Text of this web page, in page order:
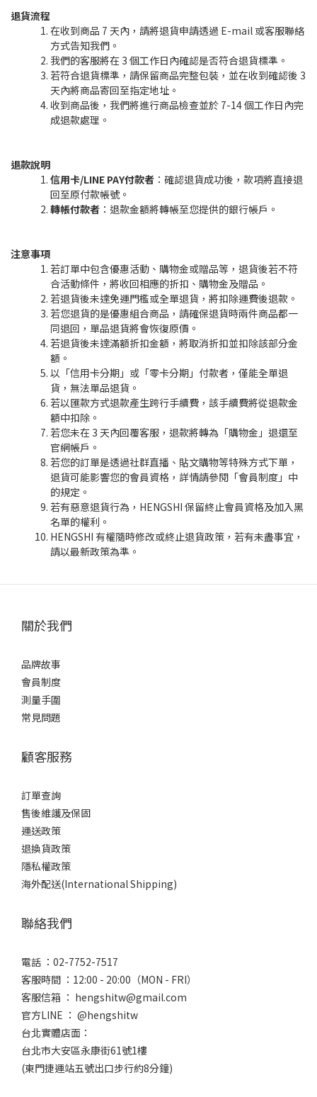
退貨流程
在收到商品 7 天內，請將退貨申請透過 E-mail 或客服聯絡
方式告知我們。
我們的客服將在 3 個工作日內確認是否符合退貨標準。
若符合退貨標準，請保留商品完整包裝，並在收到確認後 3
天內將商品寄回至指定地址。
收到商品後，我們將進行商品檢查並於 7-14 個工作日內完
成退款處理。
退款說明
信用卡/LINE PAY付款者 ：確認退貨成功後，款項將直接退
回至原付款帳號。
轉帳付款者 ：退款金額將轉帳至您提供的銀行帳戶。
注意事項
若訂單中包含優惠活動、購物金或贈品等，退貨後若不符
合活動條件，將收回相應的折扣、購物金及贈品。
若退貨後未達免運門檻或全單退貨，將扣除運費後退款。
若您退貨的是優惠組合商品，請確保退貨時兩件商品都一
同退回，單品退貨將會恢復原價。
若退貨後未達滿額折扣金額，將取消折扣並扣除該部分金
額。
以「信用卡分期」或「零卡分期」付款者，僅能全單退
貨，無法單品退貨。
若以匯款方式退款產生跨行手續費，該手續費將從退款金
額中扣除。
若您未在 3 天內回覆客服，退款將轉為「購物金」退還至
官網帳戶。
若您的訂單是透過社群直播、貼文購物等特殊方式下單，
退貨可能影響您的會員資格，詳情請參閱「會員制度」中
的規定。
若有惡意退貨行為，HENGSHI 保留終止會員資格及加入黑
名單的權利。
HENGSHI 有權隨時修改或終止退貨政策，若有未盡事宜，
請以最新政策為準。
關於我們
品牌故事
會員制度
測量手圍
常見問題
顧客服務
訂單查詢
售後維護及保固
運送政策
退換貨政策
隱私權政策
海外配送(International Shipping)
聯絡我們
電話 ：02-7752-7517
客服時間 ：12:00 - 20:00（MON - FRI）
客服信箱 ： hengshitw@gmail.com
官方LINE ： @hengshitw
台北實體店面：
台北市大安區永康街61號1樓
(東門捷運站五號出口步行約8分鐘)